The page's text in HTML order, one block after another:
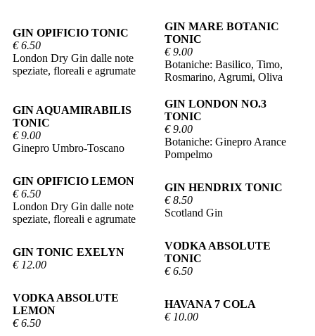
GIN OPIFICIO TONIC
€ 6.50
London Dry Gin dalle note
speziate, floreali e agrumate
GIN MARE BOTANIC
TONIC
€ 9.00
Botaniche: Basilico, Timo,
Rosmarino, Agrumi, Oliva
GIN AQUAMIRABILIS
TONIC
€ 9.00
Ginepro Umbro-Toscano
GIN LONDON NO.3
TONIC
€ 9.00
Botaniche: Ginepro Arance
Pompelmo
GIN OPIFICIO LEMON
€ 6.50
London Dry Gin dalle note
speziate, floreali e agrumate
GIN HENDRIX TONIC
€ 8.50
Scotland Gin
GIN TONIC EXELYN
€ 12.00
VODKA ABSOLUTE
TONIC
€ 6.50
VODKA ABSOLUTE
LEMON
€ 6.50
HAVANA 7 COLA
€ 10.00